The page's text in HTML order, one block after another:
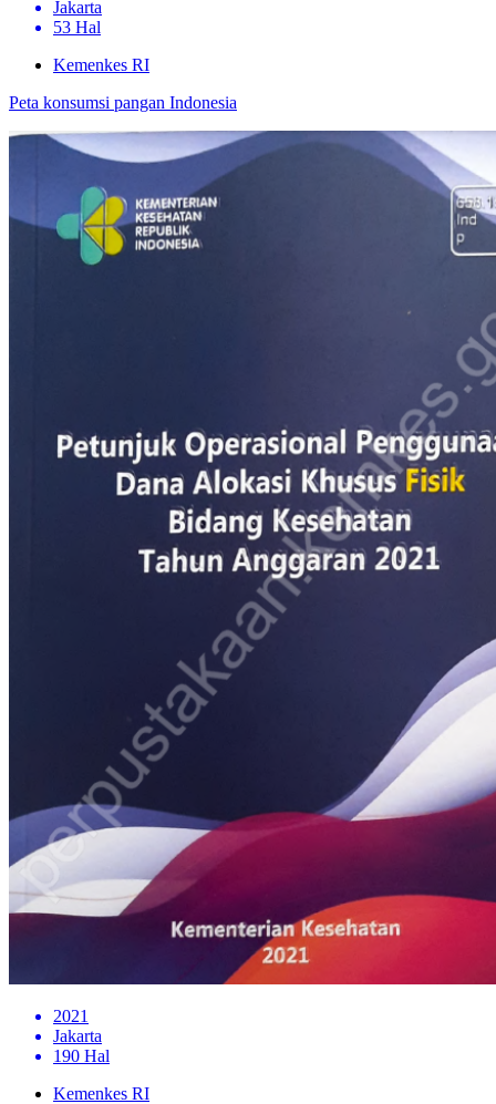
Jakarta
53 Hal
Kemenkes RI
Peta konsumsi pangan Indonesia
2021
Jakarta
190 Hal
Kemenkes RI